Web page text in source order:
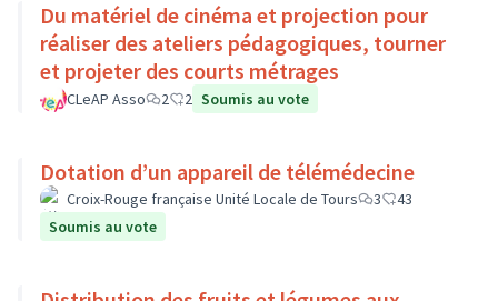
Du matériel de cinéma et projection pour
réaliser des ateliers pédagogiques, tourner
et projeter des courts métrages
CLeAP Asso 2 2 Soumis au vote
Dotation d’un appareil de télémédecine
Croix-Rouge française Unité Locale de Tours 3
43
Soumis au vote